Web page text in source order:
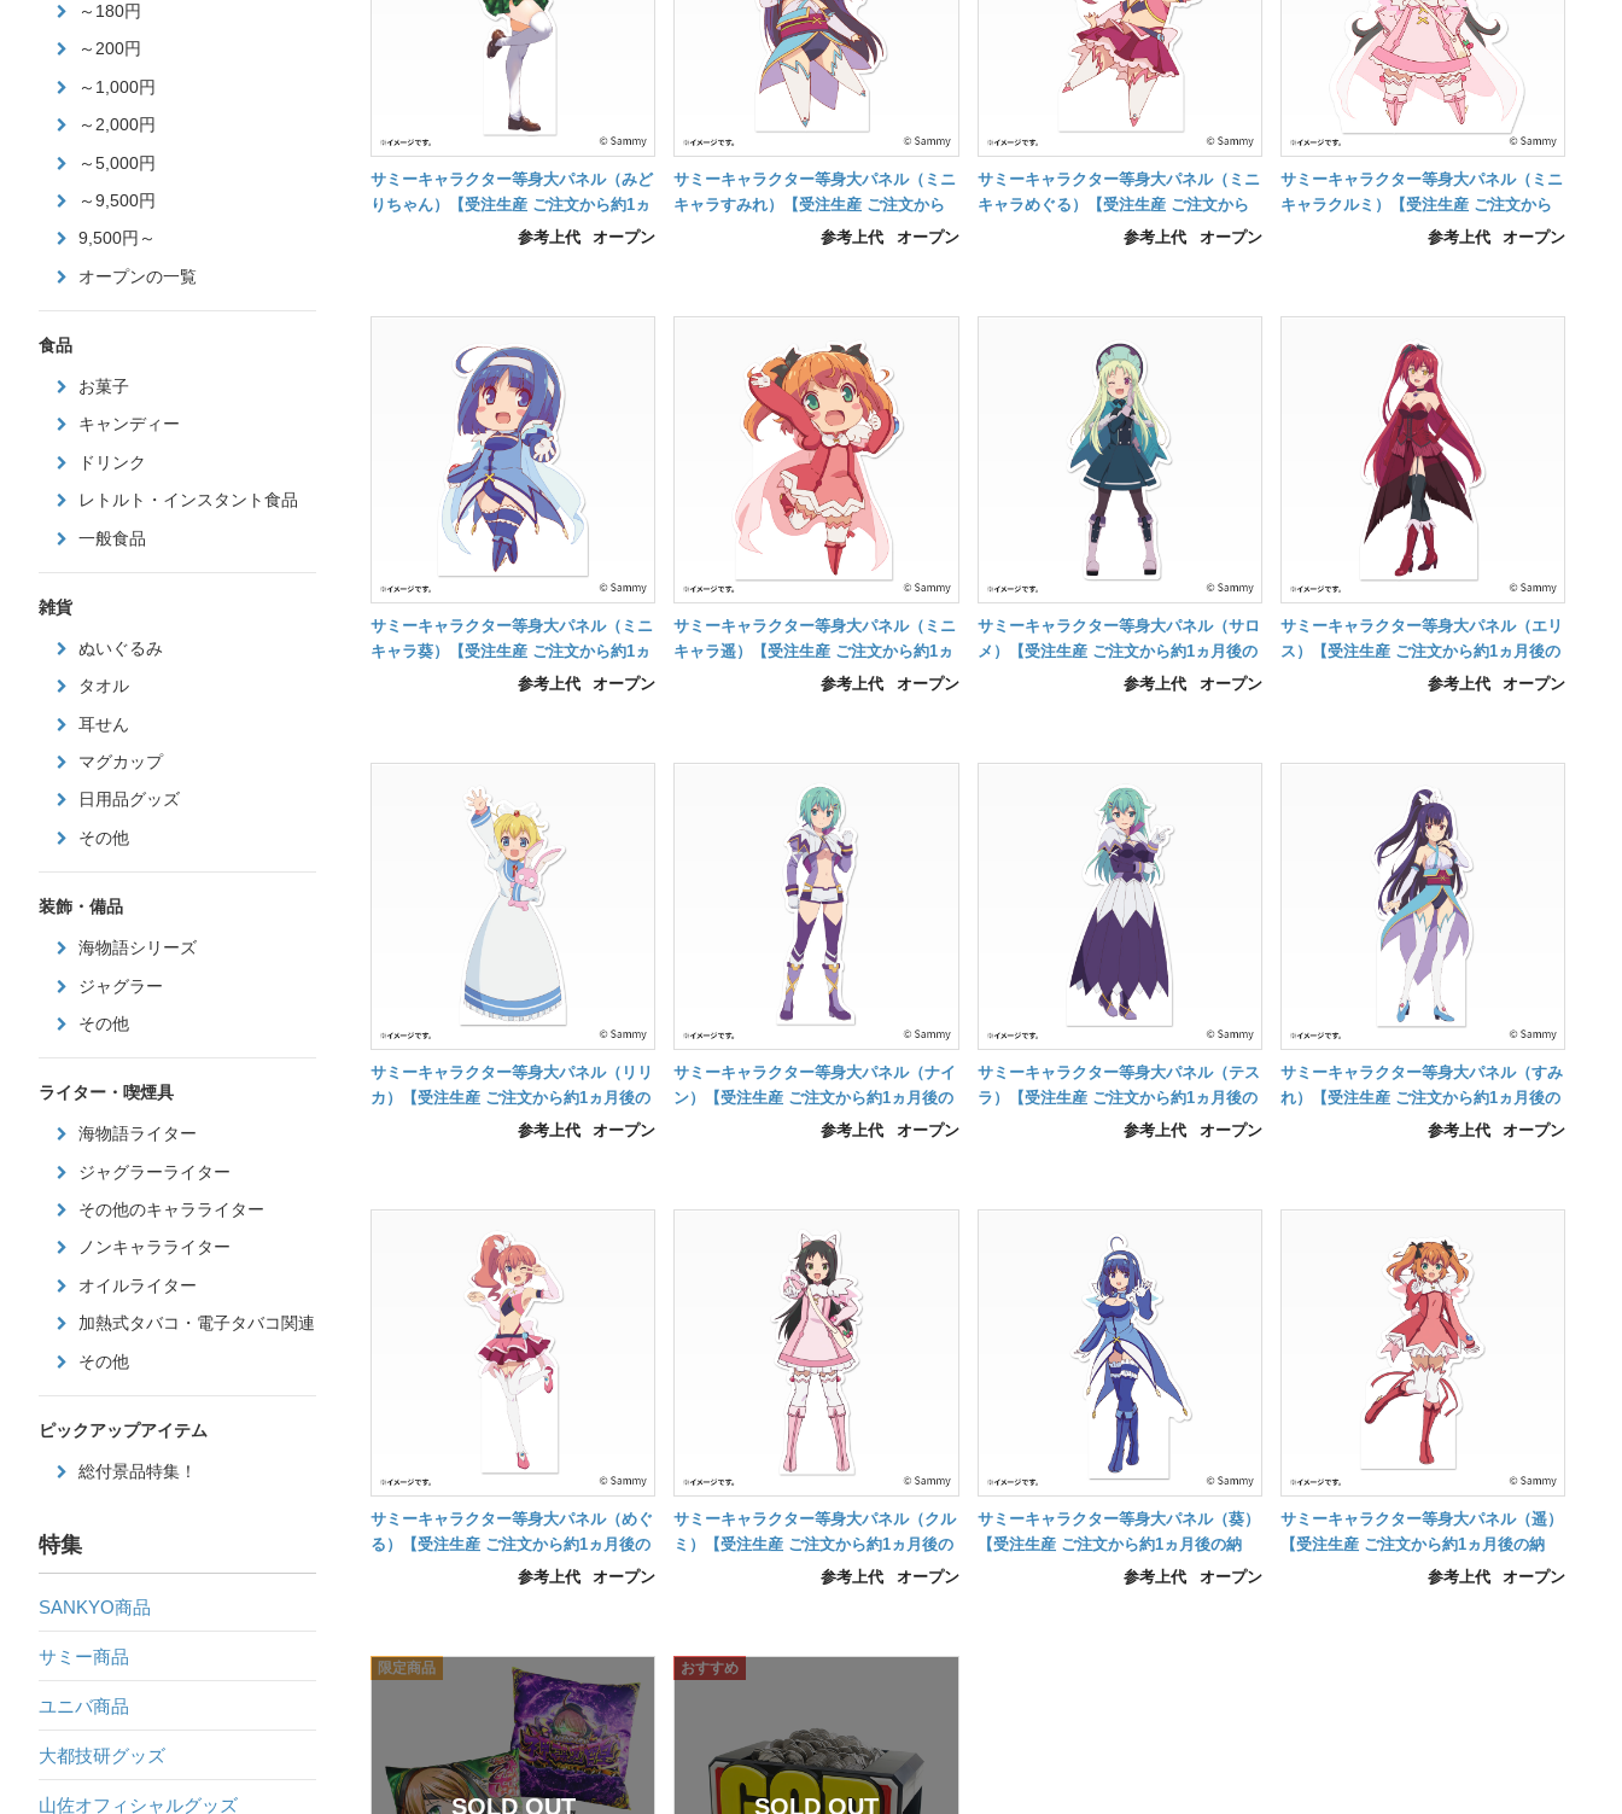
サミーキャラクター等身大パネル（みど
りちゃん）【受注生産 ご注文から約1ヵ
参考上代 オープン
サミーキャラクター等身大パネル（ミニ
キャラすみれ）【受注生産 ご注文から
参考上代 オープン
サミーキャラクター等身大パネル（ミニ
キャラめぐる）【受注生産 ご注文から
参考上代 オープン
サミーキャラクター等身大パネル（ミニ
キャラクルミ）【受注生産 ご注文から
参考上代 オープン
サミーキャラクター等身大パネル（ミニ
キャラ葵）【受注生産 ご注文から約1ヵ
参考上代 オープン
サミーキャラクター等身大パネル（ミニ
キャラ遥）【受注生産 ご注文から約1ヵ
参考上代 オープン
サミーキャラクター等身大パネル（サロ
メ）【受注生産 ご注文から約1ヵ月後の
参考上代 オープン
サミーキャラクター等身大パネル（エリ
ス）【受注生産 ご注文から約1ヵ月後の
参考上代 オープン
サミーキャラクター等身大パネル（リリ
カ）【受注生産 ご注文から約1ヵ月後の
参考上代 オープン
サミーキャラクター等身大パネル（ナイ
ン）【受注生産 ご注文から約1ヵ月後の
参考上代 オープン
サミーキャラクター等身大パネル（テス
ラ）【受注生産 ご注文から約1ヵ月後の
参考上代 オープン
サミーキャラクター等身大パネル（すみ
れ）【受注生産 ご注文から約1ヵ月後の
参考上代 オープン
サミーキャラクター等身大パネル（めぐ
る）【受注生産 ご注文から約1ヵ月後の
参考上代 オープン
サミーキャラクター等身大パネル（クル
ミ）【受注生産 ご注文から約1ヵ月後の
参考上代 オープン
サミーキャラクター等身大パネル（葵）
【受注生産 ご注文から約1ヵ月後の納
参考上代 オープン
サミーキャラクター等身大パネル（遥）
【受注生産 ご注文から約1ヵ月後の納
参考上代 オープン
～180円
～200円
～1,000円
～2,000円
～5,000円
～9,500円
9,500円～
オープンの一覧
食品
お菓子
キャンディー
ドリンク
レトルト・インスタント食品
一般食品
雑貨
ぬいぐるみ
タオル
耳せん
マグカップ
日用品グッズ
その他
装飾・備品
海物語シリーズ
ジャグラー
その他
ライター・喫煙具
海物語ライター
ジャグラーライター
その他のキャラライター
ノンキャラライター
オイルライター
加熱式タバコ・電子タバコ関連
その他
ピックアップアイテム
総付景品特集！
特集
SANKYO商品
サミー商品
ユニバ商品
大都技研グッズ
山佐オフィシャルグッズ